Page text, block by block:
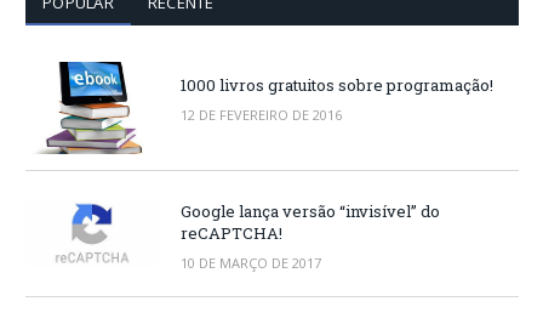
1000 livros gratuitos sobre programação!
12 DE FEVEREIRO DE 2016
Google lança versão “invisível” do
reCAPTCHA!
10 DE MARÇO DE 2017